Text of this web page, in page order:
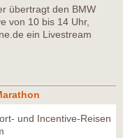
übertragt den BMW
von 10 bis 14 Uhr,
ein Livestream
und Incentive-Reisen